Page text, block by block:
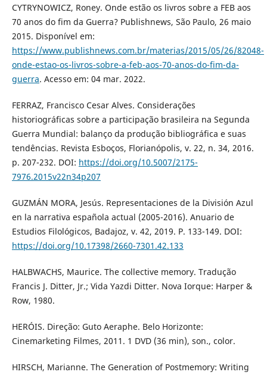
CYTRYNOWICZ, Roney. Onde estão os livros sobre a FEB aos
70 anos do fim da Guerra? Publishnews, São Paulo, 26 maio
2015. Disponível em:
https://www.publishnews.com.br/materias/2015/05/26/82048-
onde-estao-os-livros-sobre-a-feb-aos-70-anos-do-fim-da-
guerra. Acesso em: 04 mar. 2022.
FERRAZ, Francisco Cesar Alves. Considerações
historiográficas sobre a participação brasileira na Segunda
Guerra Mundial: balanço da produção bibliográfica e suas
tendências. Revista Esboços, Florianópolis, v. 22, n. 34, 2016.
p. 207-232. DOI: https://doi.org/10.5007/2175-
7976.2015v22n34p207
GUZMÁN MORA, Jesús. Representaciones de la División Azul
en la narrativa española actual (2005-2016). Anuario de
Estudios Filológicos, Badajoz, v. 42, 2019. P. 133-149. DOI:
https://doi.org/10.17398/2660-7301.42.133
HALBWACHS, Maurice. The collective memory. Tradução
Francis J. Ditter, Jr.; Vida Yazdi Ditter. Nova Iorque: Harper &
Row, 1980.
HERÓIS. Direção: Guto Aeraphe. Belo Horizonte:
Cinemarketing Filmes, 2011. 1 DVD (36 min), son., color.
HIRSCH, Marianne. The Generation of Postmemory: Writing